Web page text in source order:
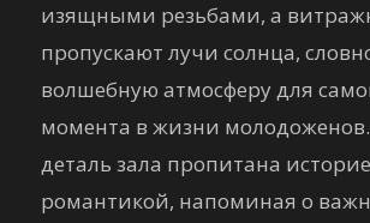
изящными резьбами, а
пропускают лучи солнца,
волшебную атмосферу для
момента в жизни
деталь зала пропитана
романтикой, напоминая о